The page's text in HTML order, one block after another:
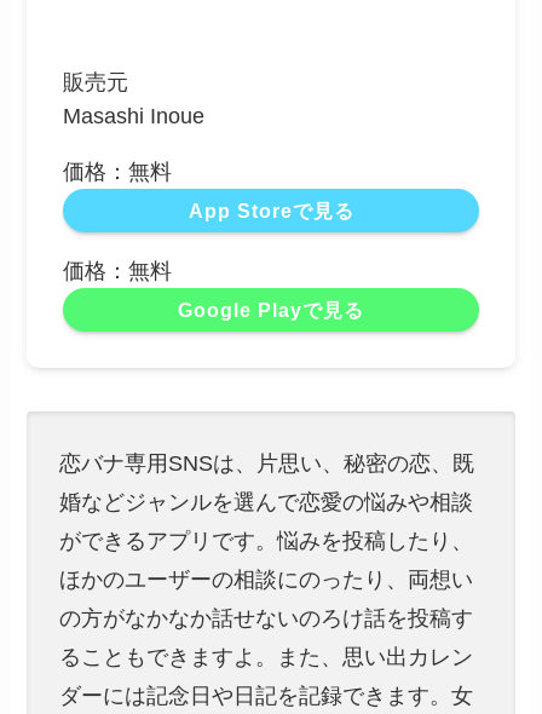
販売元
Masashi Inoue
価格：無料
App Storeで見る
価格：無料
Google Playで見る
恋バナ専用SNSは、片思い、秘密の恋、既
婚などジャンルを選んで恋愛の悩みや相談
ができるアプリです。悩みを投稿したり、
ほかのユーザーの相談にのったり、両想い
の方がなかなか話せないのろけ話を投稿す
ることもできますよ。また、思い出カレン
ダーには記念日や日記を記録できます。女